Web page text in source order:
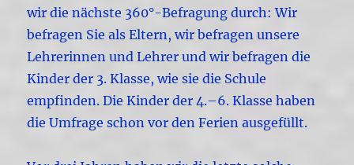
wir die nächste 360°-Befragung durch: Wir
befragen Sie als Eltern, wir befragen unsere
Lehrerinnen und Lehrer und wir befragen die
Kinder der 3. Klasse, wie sie die Schule
empfinden. Die Kinder der 4.–6. Klasse haben
die Umfrage schon vor den Ferien ausgefüllt.